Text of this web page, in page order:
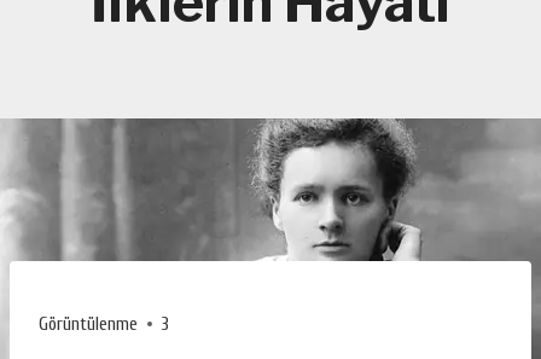
Görüntülenme 3